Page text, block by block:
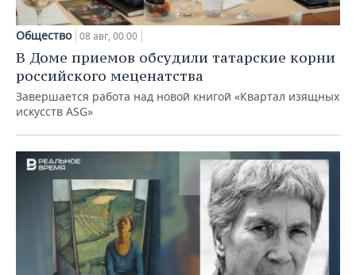
Общество 08 авг, 00:00
В Доме приемов обсудили татарские корни
российского меценатства
Завершается работа над новой книгой «Квартал изящных
искусств ASG»